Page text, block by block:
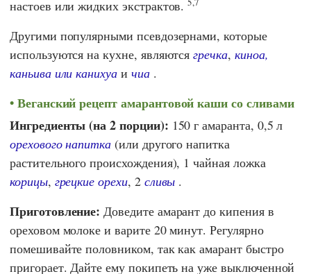
настоев или жидких экстрактов.
Другими популярными псевдозернами, которые
используются на кухне, являютсягречка, киноа,
каньива или канихуаи чиа.
Веганский рецепт амарантовой каши со сливами
Ингредиенты (на 2 порции): 150 г амаранта, 0,5 л
орехового напитка (или другого напитка
растительного происхождения), 1 чайная ложка
корицы, грецкие орехи, 2 сливы .
Приготовление: Доведите амарант до кипения в
ореховом молоке и варите 20 минут. Регулярно
помешивайте половником, так как амарант быстро
пригорает. Дайте ему покипеть на уже выключенной